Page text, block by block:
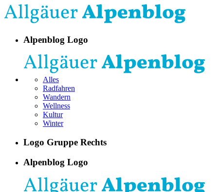
Alpenblog Logo
Alles
Radfahren
Wandern
Wellness
Kultur
Winter
Logo Gruppe Rechts
Alpenblog Logo